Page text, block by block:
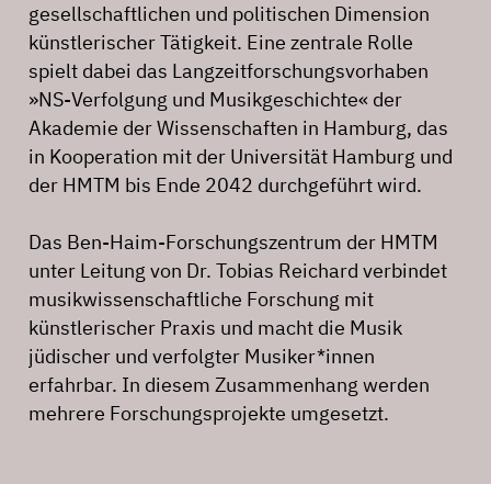
gesellschaftlichen und politischen Dimension
künstlerischer Tätigkeit. Eine zentrale Rolle
spielt dabei das Langzeitforschungsvorhaben
»NS-Verfolgung und Musikgeschichte« der
Akademie der Wissenschaften in Hamburg, das
in Kooperation mit der Universität Hamburg und
der HMTM bis Ende 2042 durchgeführt wird.
Das Ben-Haim-Forschungszentrum der HMTM
unter Leitung von Dr. Tobias Reichard verbindet
musikwissenschaftliche Forschung mit
künstlerischer Praxis und macht die Musik
jüdischer und verfolgter Musiker*innen
erfahrbar. In diesem Zusammenhang werden
mehrere Forschungsprojekte umgesetzt.